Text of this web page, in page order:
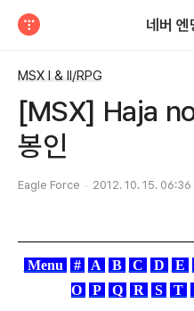
네버 엔
MSX I & II/RPG
[MSX] Haja
봉인
Eagle Force 2012. 10. 15. 06:36
Menu # A B C D E
O
P Q R S T